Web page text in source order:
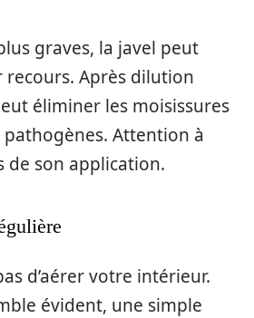
graves, la javel peut
Après dilution
éliminer les moisissures
Attention à
de son application.
d’aérer votre intérieur.
évident, une simple